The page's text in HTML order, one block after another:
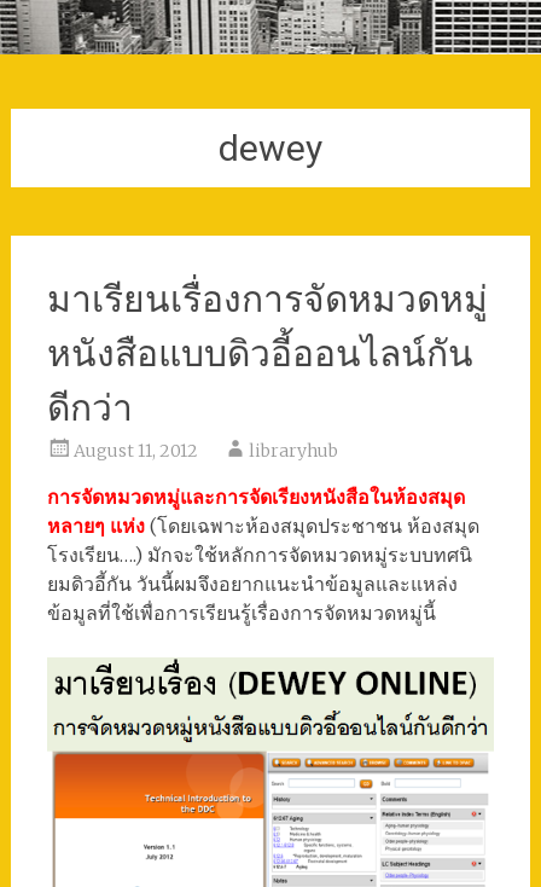
dewey
มาเรียนเรื่องการจัดหมวดหมู่
หนังสือแบบดิวอี้ออนไลน์กัน
ดีกว่า
August 11, 2012 libraryhub
การจัดหมวดหมู่และการจัดเรียงหนังสือในห้องสมุด
หลายๆ แห่ง(โดยเฉพาะห้องสมุดประชาชน ห้องสมุด
โรงเรียน….) มักจะใช้หลักการจัดหมวดหมู่ระบบทศนิ
ยมดิวอี้กัน วันนี้ผมจึงอยากแนะนำข้อมูลและแหล่ง
ข้อมูลที่ใช้เพื่อการเรียนรู้เรื่องการจัดหมวดหมู่นี้